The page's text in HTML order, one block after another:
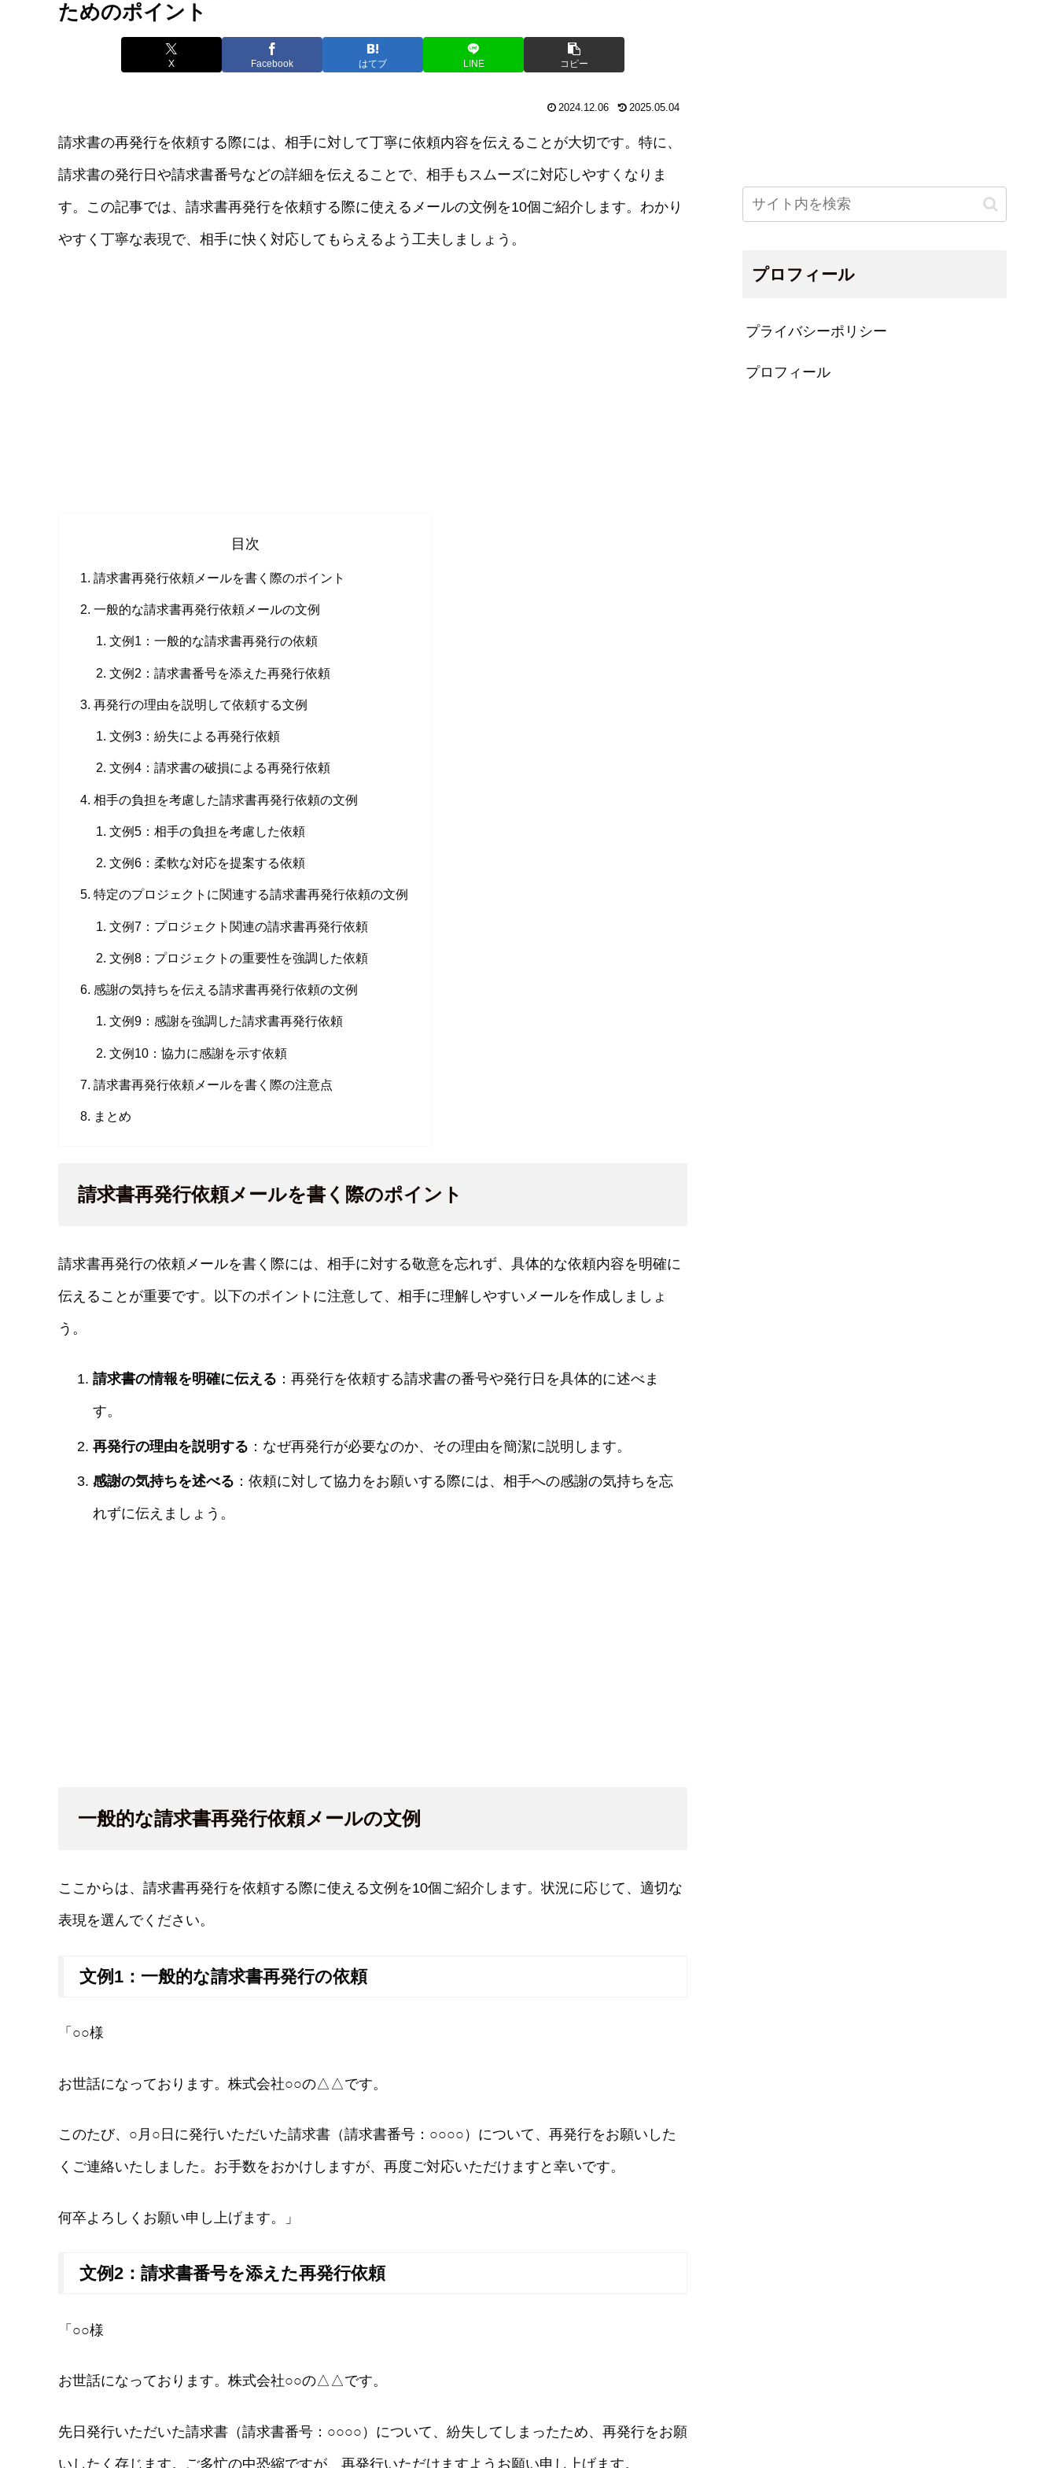
ためのポイント
X Facebook はてブ LINE コピー
2024.12.06 2025.05.04
請求書の再発行を依頼する際には、相手に対して丁寧に依頼内容を伝えることが大切です。特に、
請求書の発行日や請求書番号などの詳細を伝えることで、相手もスムーズに対応しやすくなりま
す。この記事では、請求書再発行を依頼する際に使えるメールの文例を10個ご紹介します。わかり
やすく丁寧な表現で、相手に快く対応してもらえるよう工夫しましょう。
目次
請求書再発行依頼メールを書く際のポイント
一般的な請求書再発行依頼メールの文例
文例1：一般的な請求書再発行の依頼
文例2：請求書番号を添えた再発行依頼
再発行の理由を説明して依頼する文例
文例3：紛失による再発行依頼
文例4：請求書の破損による再発行依頼
相手の負担を考慮した請求書再発行依頼の文例
文例5：相手の負担を考慮した依頼
文例6：柔軟な対応を提案する依頼
特定のプロジェクトに関連する請求書再発行依頼の文例
文例7：プロジェクト関連の請求書再発行依頼
文例8：プロジェクトの重要性を強調した依頼
感謝の気持ちを伝える請求書再発行依頼の文例
文例9：感謝を強調した請求書再発行依頼
文例10：協力に感謝を示す依頼
請求書再発行依頼メールを書く際の注意点
まとめ
請求書再発行依頼メールを書く際のポイント
請求書再発行の依頼メールを書く際には、相手に対する敬意を忘れず、具体的な依頼内容を明確に
伝えることが重要です。以下のポイントに注意して、相手に理解しやすいメールを作成しましょ
う。
請求書の情報を明確に伝える ：再発行を依頼する請求書の番号や発行日を具体的に述べま
す。
再発行の理由を説明する ：なぜ再発行が必要なのか、その理由を簡潔に説明します。
感謝の気持ちを述べる ：依頼に対して協力をお願いする際には、相手への感謝の気持ちを忘
れずに伝えましょう。
一般的な請求書再発行依頼メールの文例
ここからは、請求書再発行を依頼する際に使える文例を10個ご紹介します。状況に応じて、適切な
表現を選んでください。
文例1：一般的な請求書再発行の依頼
「○○様
お世話になっております。株式会社○○の△△です。
このたび、○月○日に発行いただいた請求書（請求書番号：○○○○）について、再発行をお願いした
くご連絡いたしました。お手数をおかけしますが、再度ご対応いただけますと幸いです。
何卒よろしくお願い申し上げます。」
文例2：請求書番号を添えた再発行依頼
「○○様
お世話になっております。株式会社○○の△△です。
先日発行いただいた請求書（請求書番号：○○○○）について、紛失してしまったため、再発行をお願
いしたく存じます。ご多忙の中恐縮ですが、再発行いただけますようお願い申し上げます。
プロフィール
プライバシーポリシー
プロフィール